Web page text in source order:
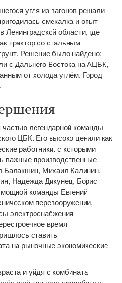
угля из вагонов решали
смекалка и опыт
Ленинградской области, где
трактор со стальным
Решение было найдено:
с Дальнего Востока на АЦБК,
от холода углём. Город
легендарной команды
ЦБК. Его высоко ценили как
работники, с которыми
важные производственные
Балакшин, Михаил Калинин,
Надежда Дикунец, Борис
команды Евгений
перевооружении,
электроснабжения
время
ставить
на рыночные экономические
и уйдя с комбината